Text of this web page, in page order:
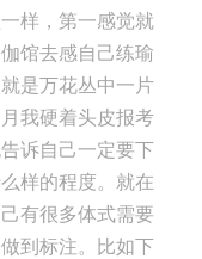
样，第一感觉就
馆去感自己练瑜
是万花丛中一片
我硬着头皮报考
诉自己一定要下
样的程度。就在
有很多体式需要
到标注。比如下